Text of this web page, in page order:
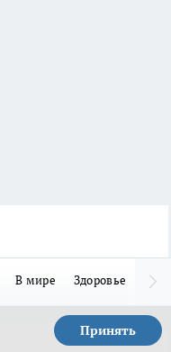
В мире Здоровье
Принять